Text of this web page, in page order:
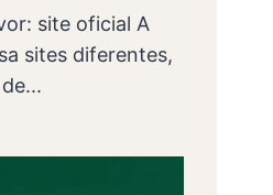
site oficial A
sites diferentes,